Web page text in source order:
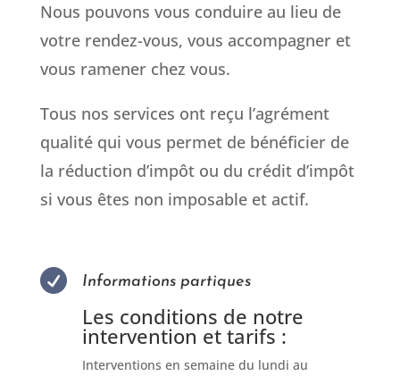
Nous pouvons vous conduire au lieu de
votre rendez-vous, vous accompagner et
vous ramener chez vous.
Tous nos services ont reçu l’agrément
qualité qui vous permet de bénéficier de
la réduction d’impôt ou du crédit d’impôt
si vous êtes non imposable et actif.
 Informations partiques
Les conditions de notre
intervention et tarifs :
Interventions en semaine du lundi au